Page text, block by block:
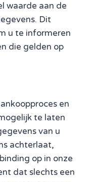
waarde aan de
Dit
u te informeren
die gelden op
en
te laten
van u
achterlaat,
op in onze
dat slechts een